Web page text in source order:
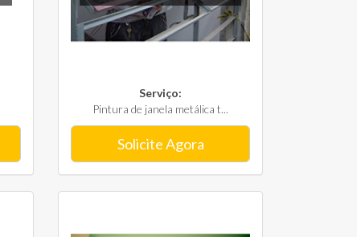
Serviço:
Pintura de janela metálica t...
Solicite Agora